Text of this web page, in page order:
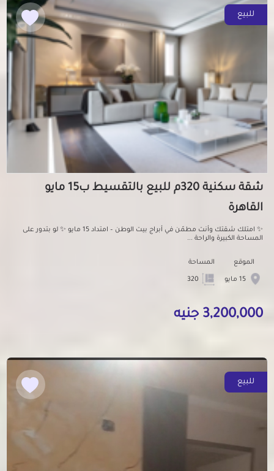
للبيع
شقة سكنية 320م للبيع بالتقسيط ب15 مايو
القاهرة
✨ امتلك شقتك وأنت مطمّن في أبراج بيت الوطن – امتداد 15 مايو ✨ لو بتدور على
المساحة الكبيرة والراحة ...
الموقع المساحة
3,200,000 جنيه
للبيع